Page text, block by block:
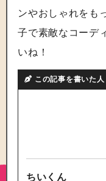
ンやおしゃれをも
子で素敵なコーデ
いね！
この記事を書いた人
ちいくん